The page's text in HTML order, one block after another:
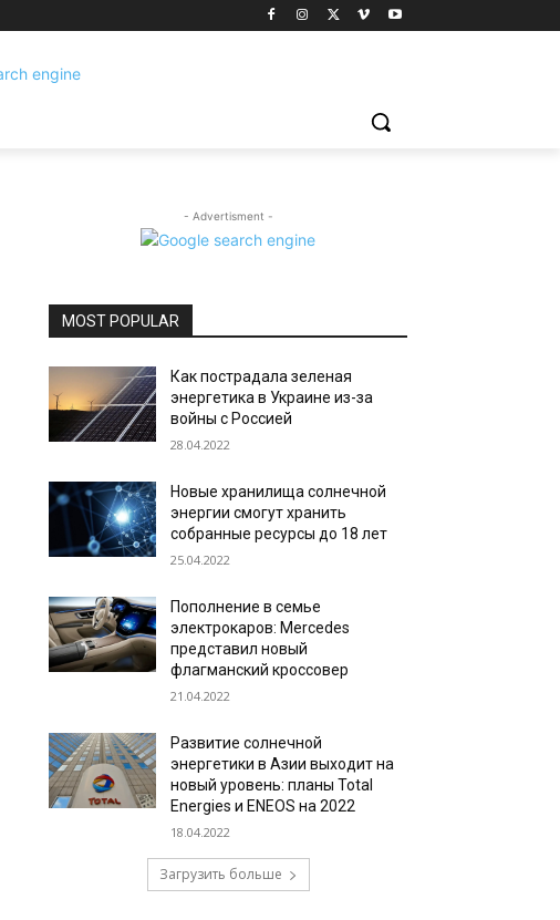
- Advertisment -
MOST POPULAR
Как пострадала зеленая
энергетика в Украине из-за
войны с Россией
28.04.2022
Новые хранилища солнечной
энергии смогут хранить
собранные ресурсы до 18 лет
25.04.2022
Пополнение в семье
электрокаров: Mercedes
представил новый
флагманский кроссовер
21.04.2022
Развитие солнечной
энергетики в Азии выходит на
новый уровень: планы Total
Energies и ENEOS на 2022
18.04.2022
Загрузить больше